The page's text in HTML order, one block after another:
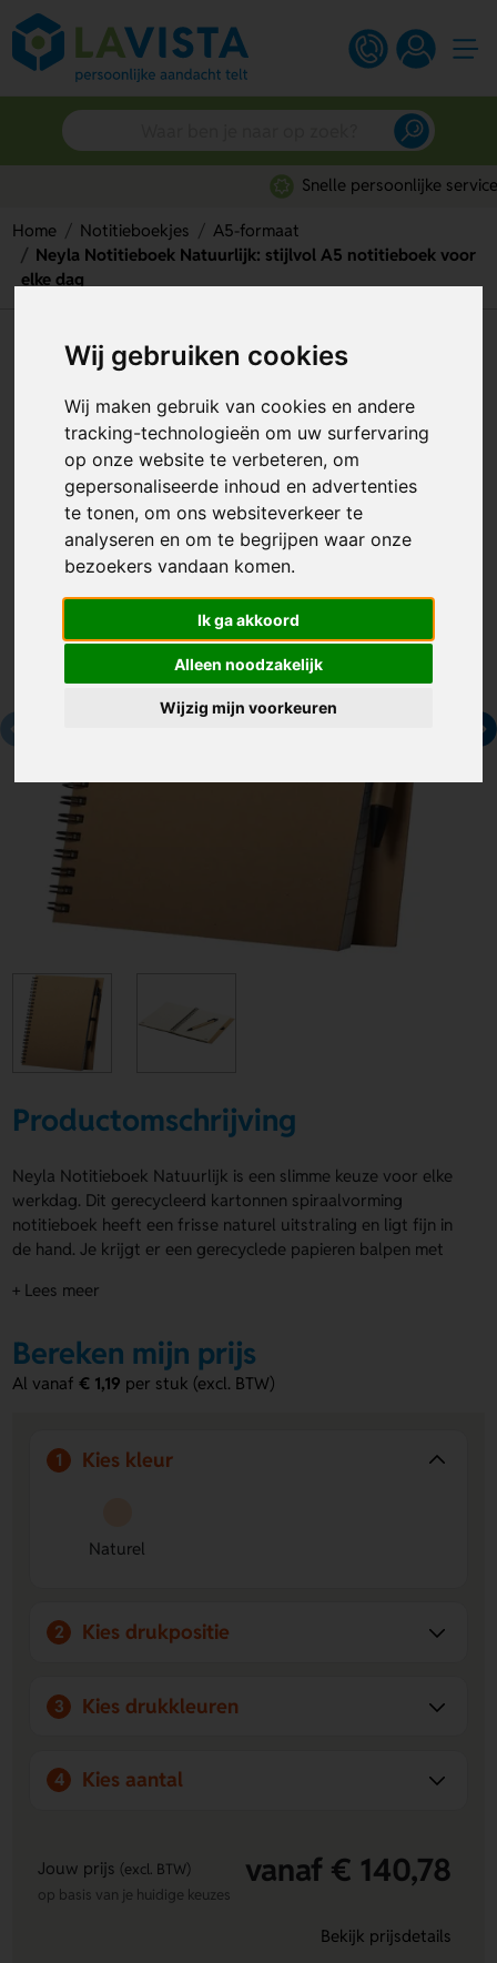
Wij gebruiken cookies
Wij maken gebruik van cookies en andere
tracking-technologieën om uw surfervaring
op onze website te verbeteren, om
gepersonaliseerde inhoud en advertenties
te tonen, om ons websiteverkeer te
analyseren en om te begrijpen waar onze
bezoekers vandaan komen.
Ik ga akkoord
Alleen noodzakelijk
Wijzig mijn voorkeuren
Snelle persoonlijke service
Home Notitieboekjes
A5-formaat
Neyla Notitieboek Natuurlijk: stijlvol A5 notitieboek voor
elke dag
Neyla Notitieboek Natuurlijk:
stijlvol A5 notitieboek voor
elke dag
Artikelnummer:257263
Productomschrijving
Neyla Notitieboek Natuurlijk is een slimme keuze voor elke
werkdag. Dit gerecycleerd kartonnen spiraalvorming
notitieboek heeft een frisse naturel uitstraling en ligt fijn in
de hand. Je krijgt er een gerecyclede papieren balpen met
heb je genoeg ruimte voor al je ideeën. De Neyla
gebruiken. Laat Voorzijde en Achterzijde bedrukken met een
logo, naam of eigen ontwerp. Bestel of vraag een prijs op.
Natuurlijk
Inclusief balpen
Achterzijde bedrukken met een logo, naam of eigen
vellen is ideaal voor notities onderweg.
+ Lees meer
Bereken mijn prijs
Al vanaf€ 1,19 per stuk (excl. BTW)
1 Kies kleur
Naturel
2 Kies drukpositie
3 Kies drukkleuren
4 Kies aantal
Jouw prijs (excl. BTW) vanaf € 140,78
op basis van je huidige keuzes
Bekijk prijsdetails